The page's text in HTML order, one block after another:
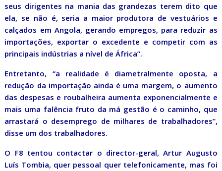
seus dirigentes na mania das grandezas terem dito que
ela, se não é, seria a maior produtora de vestuários e
calçados em Angola, gerando empregos, para reduzir as
importações, exportar o excedente e competir com as
principais indústrias a nível de África”.
Entretanto, “a realidade é diametralmente oposta, a
redução da importação ainda é uma margem, o aumento
das despesas e roubalheira aumenta exponencialmente e
mais uma falência fruto da má gestão é o caminho, que
arrastará o desemprego de milhares de trabalhadores”,
disse um dos trabalhadores.
O F8 tentou contactar o director-geral, Artur Augusto
Luís Tombia, quer pessoal quer telefonicamente, mas foi